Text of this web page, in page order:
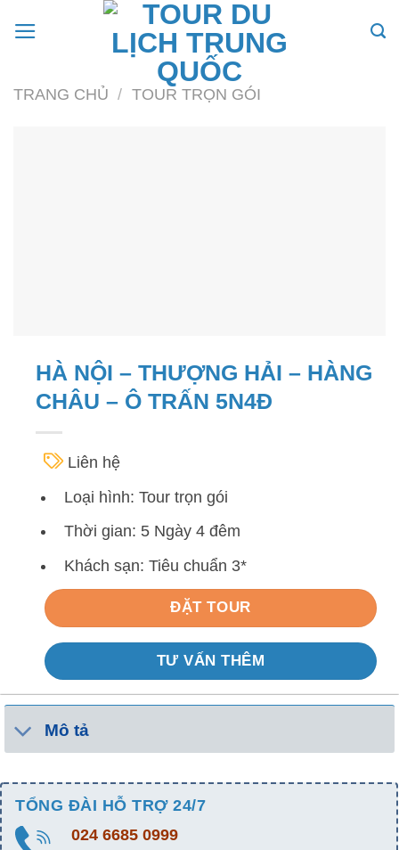
TRANG CHỦ / TOUR TRỌN GÓI
HÀ NỘI – THƯỢNG HẢI – HÀNG
CHÂU – Ô TRẤN 5N4Đ
Liên hệ
Loại hình: Tour trọn gói
Thời gian: 5 Ngày 4 đêm
Khách sạn: Tiêu chuẩn 3*
ĐẶT TOUR
TƯ VẤN THÊM
Mô tả
TỔNG ĐÀI HỖ TRỢ 24/7
024 6685 0999